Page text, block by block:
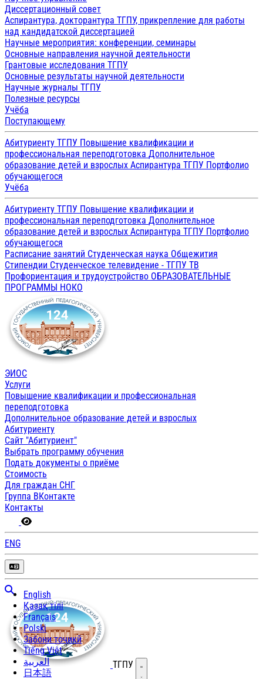
Диссертационный совет
Аспирантура, докторантура ТГПУ, прикрепление для работы
над кандидатской диссертацией
Научные мероприятия: конференции, семинары
Основные направления научной деятельности
Грантовые исследования ТГПУ
Основные результаты научной деятельности
Научные журналы ТГПУ
Полезные ресурсы
Учёба
Поступающему
Абитуриенту ТГПУ Повышение квалификации и
профессиональная переподготовка Дополнительное
образование детей и взрослых Аспирантура ТГПУ Портфолио
обучающегося
Учёба
Абитуриенту ТГПУ Повышение квалификации и
профессиональная переподготовка Дополнительное
образование детей и взрослых Аспирантура ТГПУ Портфолио
обучающегося
Расписание занятий Студенческая наука Общежития
Стипендии Студенческое телевидение - ТГПУ ТВ
Профориентация и трудоустройство ОБРАЗОВАТЕЛЬНЫЕ
ПРОГРАММЫ НОКО
ЭИОС
Услуги
Повышение квалификации и профессиональная
переподготовка
Дополнительное образование детей и взрослых
Абитуриенту
Сайт "Абитуриент"
Выбрать программу обучения
Подать документы о приёме
Стоимость
Для граждан СНГ
Группа ВКонтакте
Контакты
ENG
English
Қазақ тілі
Français
Polski
Забони тоҷикӣ
Tiếng Việt
العربية
日本語
ТГПУ Открыть меню